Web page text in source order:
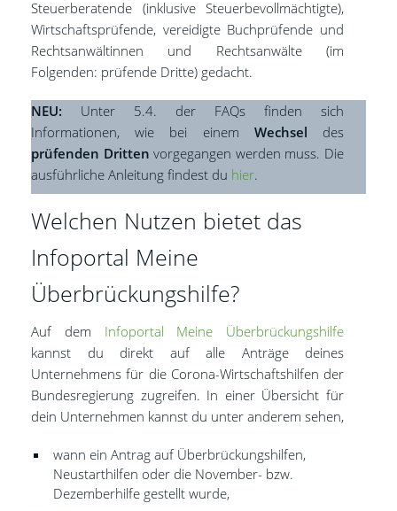
Steuerberatende (inklusive Steuerbevollmächtigte),
Wirtschaftsprüfende, vereidigte Buchprüfende und
Rechtsanwältinnen und Rechtsanwälte (im
Folgenden: prüfende Dritte) gedacht.
NEU: Unter 5.4. der FAQs finden sich
Informationen, wie bei einem Wechsel des
prüfenden Drittenvorgegangen werden muss. Die
ausführliche Anleitung findest du hier.
Welchen Nutzen bietet das
Infoportal Meine
Überbrückungshilfe?
Auf dem Infoportal Meine Überbrückungshilfe
kannst du direkt auf alle Anträge deines
Unternehmens für die Corona-Wirtschaftshilfen der
Bundesregierung zugreifen. In einer Übersicht für
dein Unternehmen kannst du unter anderem sehen,
wann ein Antrag auf Überbrückungshilfen,
Neustarthilfen oder die November- bzw.
Dezemberhilfe gestellt wurde,